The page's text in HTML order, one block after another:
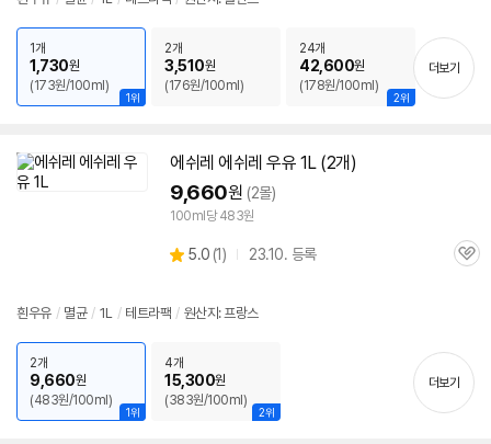
1위
1개
1,730원
(173원/100ml)
2개
3,510원
(176원/100ml)
2위
24개
42,600원
(178원/100ml)
더보기
에쉬레 에쉬레 우유 1L (2개)
9,660원 (2몰)
100ml당 483원
별
5.0 (상
1) 23.10. 등록
관
흰우유 / 멸균 / 1L / 테트라팩 / 원산지: 프랑스
1위
2개
9,660원
(483원/100ml)
2위
4개
15,300원
(383원/100ml)
더보기